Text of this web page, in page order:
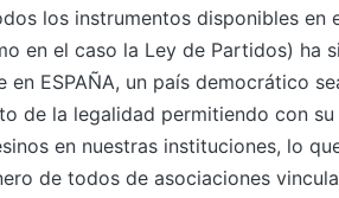
los instrumentos disponibles en
en el caso la Ley de Partidos) ha
en ESPAÑA, un país democrático
de la legalidad permitiendo con
en nuestras instituciones, lo
de todos de asociaciones